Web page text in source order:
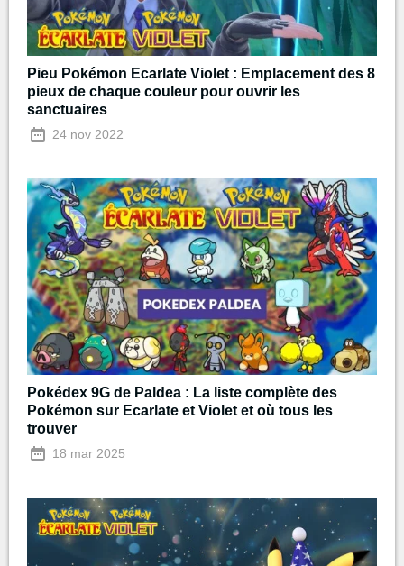
Pieu Pokémon Ecarlate Violet : Emplacement des 8
pieux de chaque couleur pour ouvrir les
sanctuaires
24 nov 2022
Pokédex 9G de Paldea : La liste complète des
Pokémon sur Ecarlate et Violet et où tous les
trouver
18 mar 2025